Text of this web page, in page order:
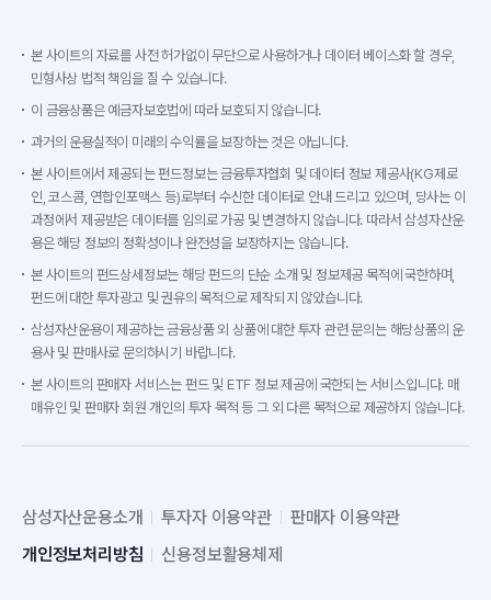
본 사이트의 자료를 사전 허가없이 무단으로 사용하거나 데이터 베이스화 할 경우,
민형사상 법적 책임을 질 수 있습니다.
이 금융상품은 예금자보호법에 따라 보호되지 않습니다.
과거의 운용실적이 미래의 수익률을 보장하는 것은 아닙니다.
본 사이트에서 제공되는 펀드정보는 금융투자협회 및 데이터 정보 제공사(KG제로
인, 코스콤, 연합인포맥스 등)로부터 수신한 데이터로 안내 드리고 있으며, 당사는 이
과정에서 제공받은 데이터를 임의로 가공 및 변경하지 않습니다. 따라서 삼성자산운
용은 해당 정보의 정확성이나 완전성을 보장하지는 않습니다.
본 사이트의 펀드상세정보는 해당 펀드의 단순 소개 및 정보제공 목적에 국한하며,
펀드에 대한 투자광고 및 권유의 목적으로 제작되지 않았습니다.
삼성자산운용이 제공하는 금융상품 외 상품에 대한 투자 관련 문의는 해당상품의 운
용사 및 판매사로 문의하시기 바랍니다.
본 사이트의 판매자 서비스는 펀드 및 ETF 정보 제공에 국한되는 서비스입니다. 매
매유인 및 판매자 회원 개인의 투자 목적 등 그 외 다른 목적으로 제공하지 않습니다.
삼성자산운용소개 투자자 이용약관
판매자 이용약관
개인정보처리방침
신용정보활용체제